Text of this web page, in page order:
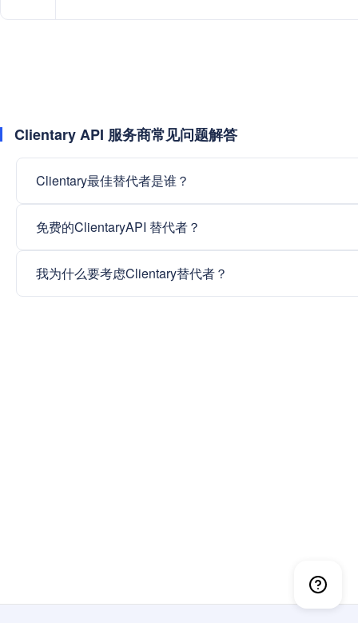
Clientary API 服务商常见问题解答
Clientary最佳替代者是谁？
免费的ClientaryAPI 替代者？
我为什么要考虑Clientary替代者？